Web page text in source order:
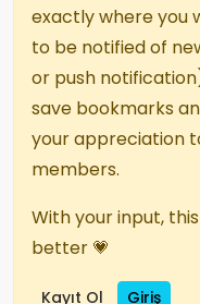
exactly where you
to be notified of
or push
save bookmarks
your appreciation
members.
With your input,
better 💗
Kayıt Ol Giriş